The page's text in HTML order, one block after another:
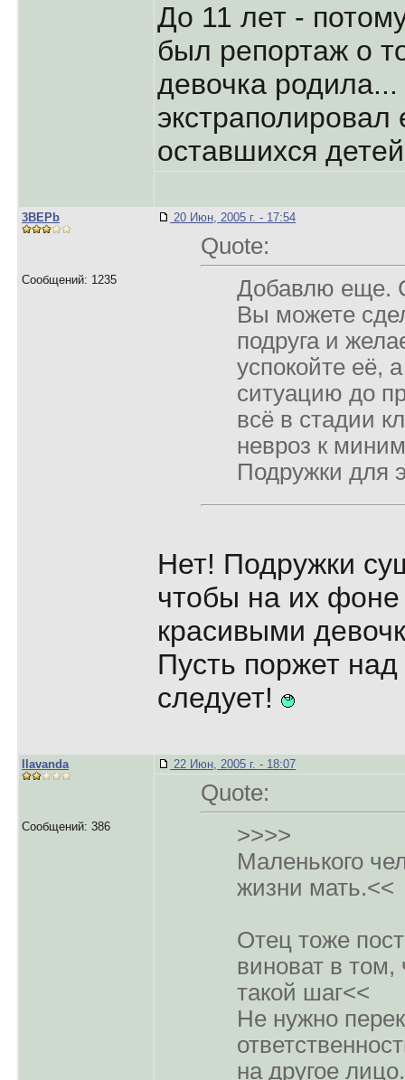
До 11 лет -
был репортаж о
девочка
экстраполировал
оставшихся
3BEPb
Сообщений: 1235
20 Июн, 2005 г. - 17:54
Quote:
Добавлю еще.
Вы можете
подруга и
успокойте её,
ситуацию до
всё в стадии
невроз к
Подружки для
Нет! Подружки
чтобы на их
красивыми
Пусть поржет над
следует!
llavanda
Сообщений: 386
22 Июн, 2005 г. - 18:07
Quote:
>>>>
Маленького
жизни мать.<<
Отец тоже
виноват в
такой шаг<<
Не нужно
на другое